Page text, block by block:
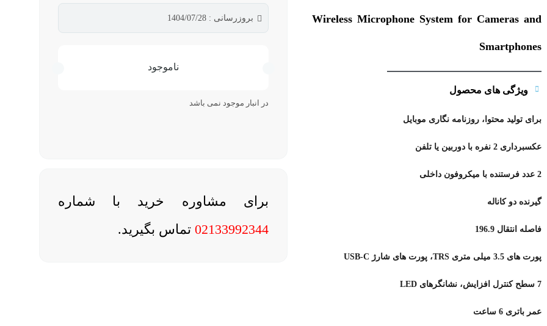
Wireless Microphone System for Cameras and
Smartphones
ویژگی های محصول
برای تولید محتوا، روزنامه نگاری موبایل
عکسبرداری 2 نفره با دوربین یا تلفن
2 عدد فرستنده با میکروفون داخلی
گیرنده دو کاناله
فاصله انتقال 196.9
پورت های 3.5 میلی متری TRS، پورت های شارژ USB-C
7 سطح کنترل افزایش، نشانگرهای LED
عمر باتری 6 ساعت
بروزرسانی : 1404/07/28
ناموجود
در انبار موجود نمی باشد
برای مشاوره خرید با شماره
02133992344 تماس بگیرید.